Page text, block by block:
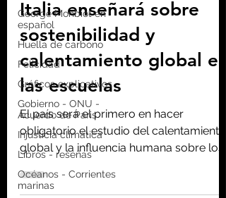
George Monbiot en
español
Huella de carbono
Felicidad
Gráficos explicativos
Gobierno - ONU -
Acuerdo de Paris
Injusticia climática
Libros - reseñas
Océanos - Corrientes
marinas
Homo consciens
6 nov 2019
2 min de lectura
Italia enseñará sobre
sostenibilidad y
calentamiento global en
las escuelas